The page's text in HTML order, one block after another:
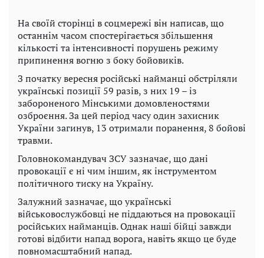
На своїй сторінці в соцмережі він написав, що
останнім часом спостерігається збільшення
кількості та інтенсивності порушень режиму
припинення вогню з боку бойовиків.
З початку вересня російські найманці обстріляли
українські позиції 59 разів, з них 19 – із
забороненого Мінськими домовленостями
озброєння. За цей період часу один захисник
України загинув, 13 отримали поранення, 8 бойові
травми.
Головнокомандувач ЗСУ зазначає, що дані
провокації є ні чим іншим, як інструментом
політичного тиску на Україну.
Залужний зазначає, що українські
військовослужбовці не піддаються на провокації
російських найманців. Однак наші бійці завжди
готові відбити напад ворога, навіть якщо це буде
повномасштабний напад.